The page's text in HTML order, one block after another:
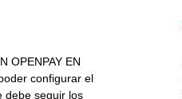
OPENPAY EN
configurar el
debe seguir los